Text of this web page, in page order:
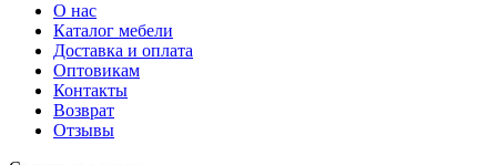
О нас
Каталог мебели
Доставка и оплата
Оптовикам
Контакты
Возврат
Отзывы